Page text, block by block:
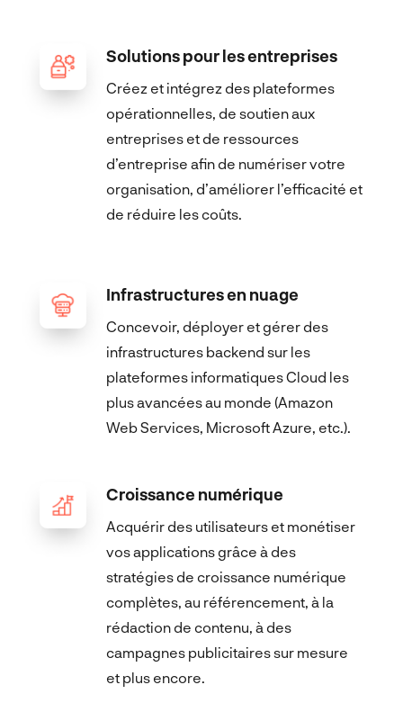
Solutions pour les entreprises
Créez et intégrez des plateformes
opérationnelles, de soutien aux
entreprises et de ressources
d’entreprise afin de numériser votre
organisation, d’améliorer l’efficacité et
de réduire les coûts.
Infrastructures en nuage
Concevoir, déployer et gérer des
infrastructures backend sur les
plateformes informatiques Cloud les
plus avancées au monde (Amazon
Web Services, Microsoft Azure, etc.).
Croissance numérique
Acquérir des utilisateurs et monétiser
vos applications grâce à des
stratégies de croissance numérique
complètes, au référencement, à la
rédaction de contenu, à des
campagnes publicitaires sur mesure
et plus encore.